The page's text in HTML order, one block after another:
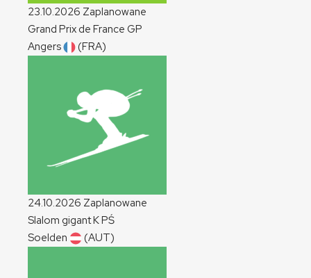
23.10.2026 Zaplanowane
Grand Prix de France GP
Angers
(FRA)
24.10.2026 Zaplanowane
Slalom gigantKPŚ
Soelden
(AUT)